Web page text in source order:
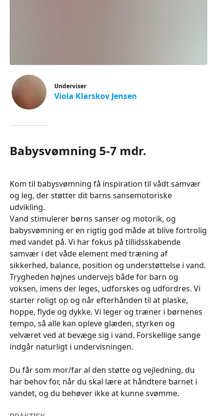
Underviser
Viola Klarskov Jensen
Babysvømning 5-7 mdr.
Kom til babysvømning få inspiration til vådt samvær
og leg, der støtter dit barns sansemotoriske
udvikling.
Vand stimulerer børns sanser og motorik, og
babysvømning er en rigtig god måde at blive fortrolig
med vandet på. Vi har fokus på tillidsskabende
samvær i det våde element med træning af
sikkerhed, balance, position og understøttelse i vand.
Trygheden højnes undervejs både for barn og
voksen, imens der leges, udforskes og udfordres. Vi
starter roligt op og når efterhånden til at plaske,
hoppe, flyde og dykke. Vi leger og træner i børnenes
tempo, så alle kan opleve glæden, styrken og
velværet ved at bevæge sig i vand. Forskellige sange
indgår naturligt i undervisningen.
Du får som mor/far al den støtte og vejledning, du
har behov for, når du skal lære at håndtere barnet i
vandet, og du behøver ikke at kunne svømme.